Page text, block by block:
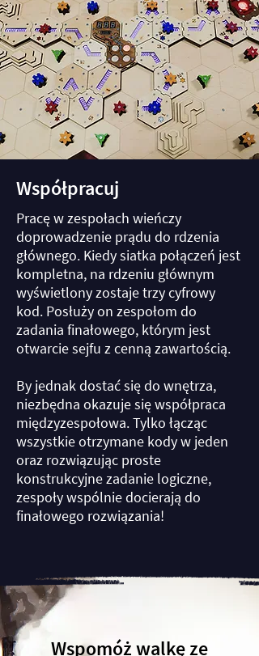
Współpracuj
Pracę w zespołach wieńczy
doprowadzenie prądu do rdzenia
głównego. Kiedy siatka połączeń jest
kompletna, na rdzeniu głównym
wyświetlony zostaje trzy cyfrowy
kod. Posłuży on zespołom do
zadania finałowego, którym jest
otwarcie sejfu z cenną zawartością.
By jednak dostać się do wnętrza,
niezbędna okazuje się współpraca
międzyzespołowa. Tylko łącząc
wszystkie otrzymane kody w jeden
oraz rozwiązując proste
konstrukcyjne zadanie logiczne,
zespoły wspólnie docierają do
finałowego rozwiązania!
Wspomóż walkę ze